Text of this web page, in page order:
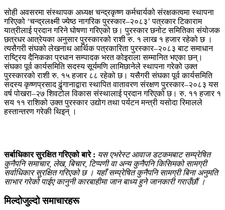
सोही अवसरमा संस्थापक अध्यक्ष चन्द्रकृष्ण कर्मचार्यको संरक्षकत्वमा स्थापना
गरिएको ‘चन्द्रलक्ष्मी ज्येष्ठ नागरिक पुरस्कार–२०८३’ पत्रकार टिकाराम
यात्रीलाई प्रदान गरिने घोषणा गरिएको छ। पुरस्कार छनोट समितिका संयोजक
छत्रधर आत्रेयका अनुसार पुरस्कारको राशी रु. १ लाख १ हजार रहेको छ ।
त्यसैगरी संघको लेखनाथ आर्थिक पत्रकारिता पुरस्कार–२०८३ बाट समाधान
राष्ट्रिय दैनिकका प्रधान सम्पादक भरत कोइराला सम्मानित भएका छन्।
संघका पूर्व कार्यसमिति सदस्य सूर्यमणि लामिछानेले स्थापना गरेको उक्त
पुरस्कारको राशी रु. १५ हजार ८८ रहेको छ। यसैगरी संघका पूर्व कार्यसमिति
सदस्य कृष्णप्रसाद ढुंगानाद्वारा स्थापित वातावरण संरक्षण पुरस्कार–२०८३ यस
वर्ष पोखरा–२७ शिवटोल विकास संस्थालाई प्रदान गरिएको छ। रु. ११ हजार १
सय ११ राशिको उक्त पुरस्कार उद्योग तथा पर्यटन मन्त्री यसोदा रिमालले
हस्तान्तरण गरेकी थिइन् ।
सर्बाधिकार सुरक्षित गरिएको बारे : यस एभरेस्ट आवाज डटकमबाट सम्प्रेषित
कुनैपनि समाचार, लेख, बिचार, टिप्पणी वा अन्य कुनैपनि किसिमको सामग्री
सर्वाधिकार सुरक्षित गरिएको छ । यहाँ सम्प्रेषित कुनैपनि सामग्री बिना अनुमति
साभार गरेको पाईए कानुनी कारबाहीमा जान बाध्य हुने जानकारी गराउँछौं ।
मिल्दोजुल्दो समाचारहरू